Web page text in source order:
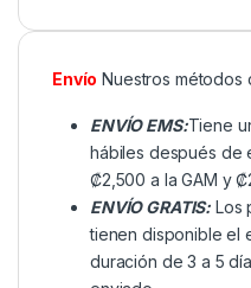
Envío Nuestros métodos
ENVÍO EMS:Tiene
hábiles después de
₡2,500 a la GAM y
ENVÍO GRATIS: Los
tienen disponible el
duración de 3 a 5